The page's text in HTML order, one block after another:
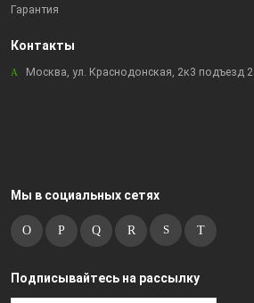
Гарантия
Контакты
Москва, ул. Краснодонская, 2к3 подъезд 2
Мы в социальных сетях
Подписывайтесь на рассылку